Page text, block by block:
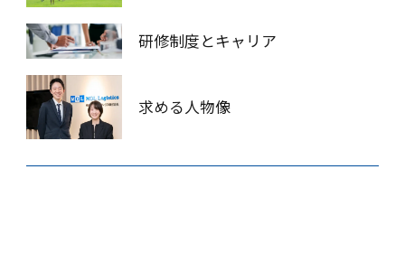
研修制度とキャリア
求める人物像